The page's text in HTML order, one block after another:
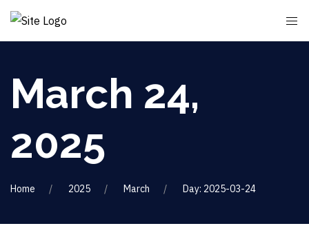
March 24,
2025
Home 2025 March Day: 2025-03-24